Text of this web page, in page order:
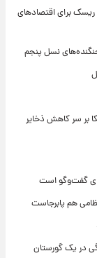
برای اقتصادهای
بر سر کاهش ذخایر
گفت‌وگو است
هم پابرجاست
در یک گورستان